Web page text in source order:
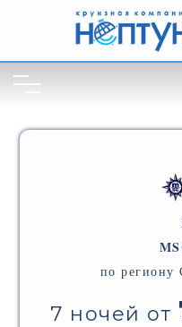
по региону
7 ночей от